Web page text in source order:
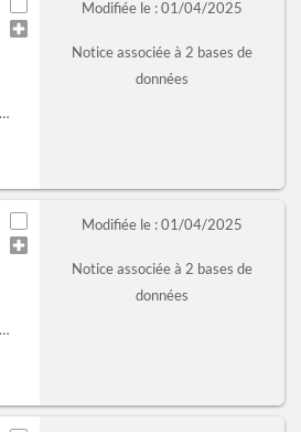
Modifiée le : 01/04/2025
Notice associée à 2 bases de
données
Modifiée le : 01/04/2025
Notice associée à 2 bases de
données